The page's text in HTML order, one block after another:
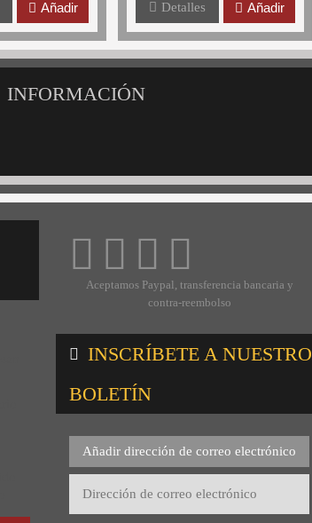
Añadir Detalles Añadir
INFORMACIÓN
Aceptamos Paypal, transferencia bancaria y
contra-reembolso
INSCRÍBETE A NUESTRO
BOLETÍN
Añadir dirección de correo electrónico